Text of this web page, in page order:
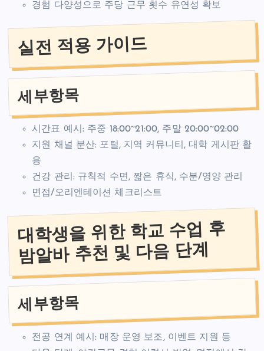
경험 다양성으로 주당 근무 횟수 유연성 확보
실전 적용 가이드
세부항목
시간표 예시: 주중 18:00~21:00, 주말 20:00~02:00
지원 채널 분산: 포털, 지역 커뮤니티, 대학 게시판 활
용
건강 관리: 규칙적 수면, 짧은 휴식, 수분/영양 관리
면접/오리엔테이션 체크리스트
대학생을 위한 학교 수업 후
밤알바 추천 및 다음 단계
세부항목
전공 연계 예시: 매장 운영 보조, 이벤트 지원 등